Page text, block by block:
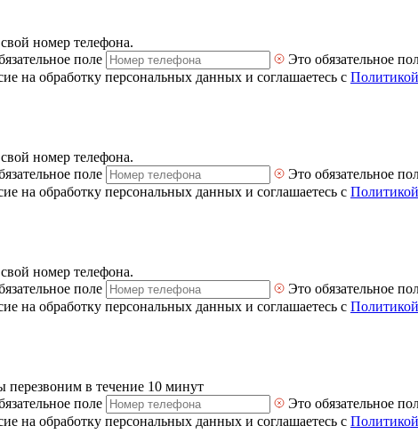
номер телефона.
поле
Это обязательное
на обработку персональных данных и соглашаетесь с
номер телефона.
поле
Это обязательное
на обработку персональных данных и соглашаетесь с
номер телефона.
поле
Это обязательное
на обработку персональных данных и соглашаетесь с
перезвоним в течение 10 минут
поле
Это обязательное
на обработку персональных данных и соглашаетесь с